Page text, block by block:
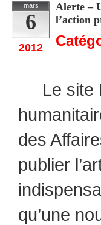
mars
6
2012
Alerte –
l’action
Le site
des
publier
qu’une